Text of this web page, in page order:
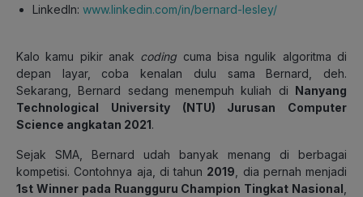
LinkedIn: www.linkedin.com/in/bernard-lesley/
Kalo kamu pikir anak coding cuma bisa ngulik algoritma di
depan layar, coba kenalan dulu sama Bernard, deh.
Sekarang, Bernard sedang menempuh kuliah di Nanyang
Technological University (NTU) Jurusan Computer
Science angkatan 2021.
Sejak SMA, Bernard udah banyak menang di berbagai
kompetisi. Contohnya aja, di tahun 2019 , dia pernah menjadi
1st Winner pada Ruangguru Champion Tingkat Nasional